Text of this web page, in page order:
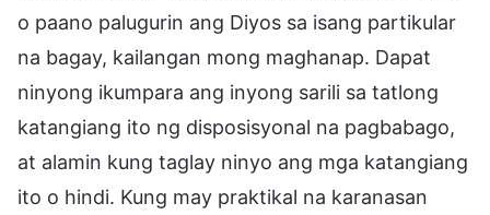
o paano palugurin ang Diyos sa isang partikular
na bagay, kailangan mong maghanap. Dapat
ninyong ikumpara ang inyong sarili sa tatlong
katangiang ito ng disposisyonal na pagbabago,
at alamin kung taglay ninyo ang mga katangiang
ito o hindi. Kung may praktikal na karanasan